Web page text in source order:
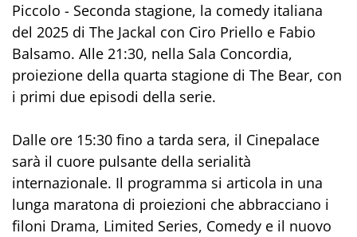
Piccolo - Seconda stagione, la comedy italiana
del 2025 di The Jackal con Ciro Priello e Fabio
Balsamo. Alle 21:30, nella Sala Concordia,
proiezione della quarta stagione di The Bear, con
i primi due episodi della serie.
Dalle ore 15:30 fino a tarda sera, il Cinepalace
sarà il cuore pulsante della serialità
internazionale. Il programma si articola in una
lunga maratona di proiezioni che abbracciano i
filoni Drama, Limited Series, Comedy e il nuovo